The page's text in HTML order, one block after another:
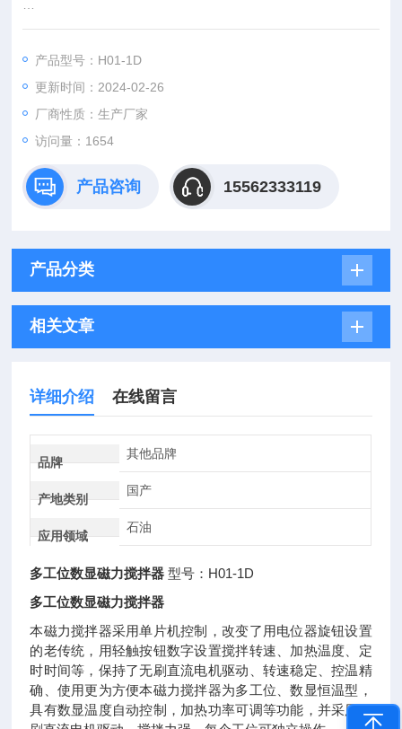
本磁力搅拌器采用单片机控制，改变了用电位器旋钮设置的老传
持了无刷直流电机驱动、
产品型号：H01-1D
更新时间：2024-02-26
厂商性质：生产厂家
访问量：1654
产品咨询 15562333119
产品分类
相关文章
详细介绍 在线留言
品牌
其他品牌
产地类别
国产
应用领域
石油
多工位数显磁力搅拌器 型号：H01-1D
多工位数显磁力搅拌器
本磁力搅拌器采用单片机控制，改变了用电位器旋钮设置
的老传统，用轻触按钮数字设置搅拌转速、加热温度、定
时时间等，保持了无刷直流电机驱动、转速稳定、控温精
确、使用更为方便本磁力搅拌器为多工位、数显恒温型，
具有数显温度自动控制，加热功率可调等功能，并采用无